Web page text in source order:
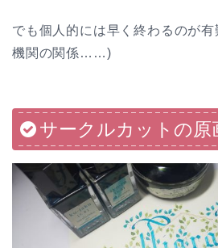
でも個人的には早く終わるのが
機関の関係……)
サークルカットの原